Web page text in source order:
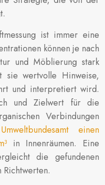
ist immer eine
können je nach
und Möblierung stark
sie wertvolle Hinweise,
und interpretiert wird.
und Zielwert für die
Verbindungen
einen
in Innenräumen. Eine
die gefundenen